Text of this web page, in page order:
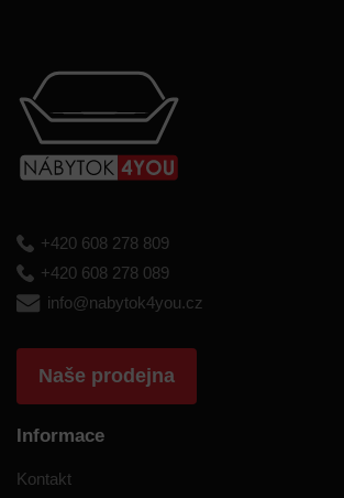
+420 608 278 809
+420 608 278 089
info@nabytok4you.cz
Naše prodejna
Informace
Kontakt